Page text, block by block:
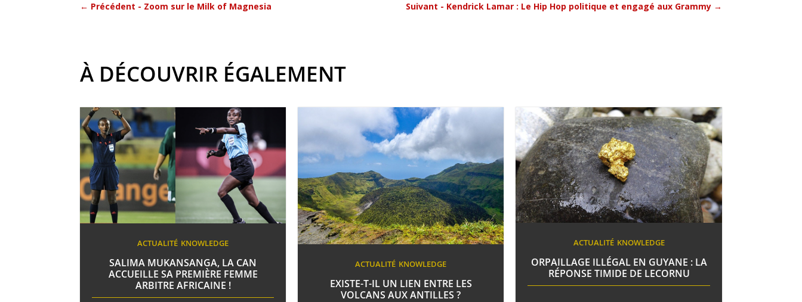
← Précédent - Zoom sur le Milk of Magnesia Suivant - Kendrick Lamar : Le Hip Hop politique et engagé aux Grammy→
À DÉCOUVRIR ÉGALEMENT
ACTUALITÉ KNOWLEDGE
SALIMA MUKANSANGA, LA CAN
ACCUEILLE SA PREMIÈRE FEMME
ARBITRE AFRICAINE !
ACTUALITÉ KNOWLEDGE
EXISTE-T-IL UN LIEN ENTRE LES
VOLCANS AUX ANTILLES ?
ACTUALITÉ KNOWLEDGE
ORPAILLAGE ILLÉGAL EN GUYANE : LA
RÉPONSE TIMIDE DE LECORNU